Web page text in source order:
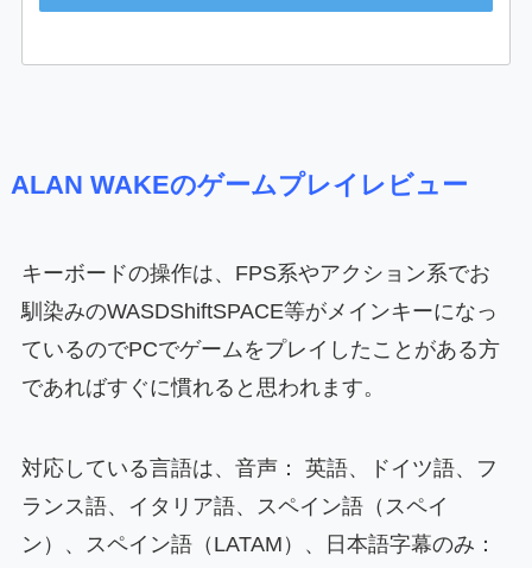
ALAN WAKEのゲームプレイレビュー
キーボードの操作は、FPS系やアクション系でお
馴染みのWASDShiftSPACE等がメインキーになっ
ているのでPCでゲームをプレイしたことがある方
であればすぐに慣れると思われます。
対応している言語は、音声： 英語、ドイツ語、フ
ランス語、イタリア語、スペイン語（スペイ
ン）、スペイン語（LATAM）、日本語字幕のみ：